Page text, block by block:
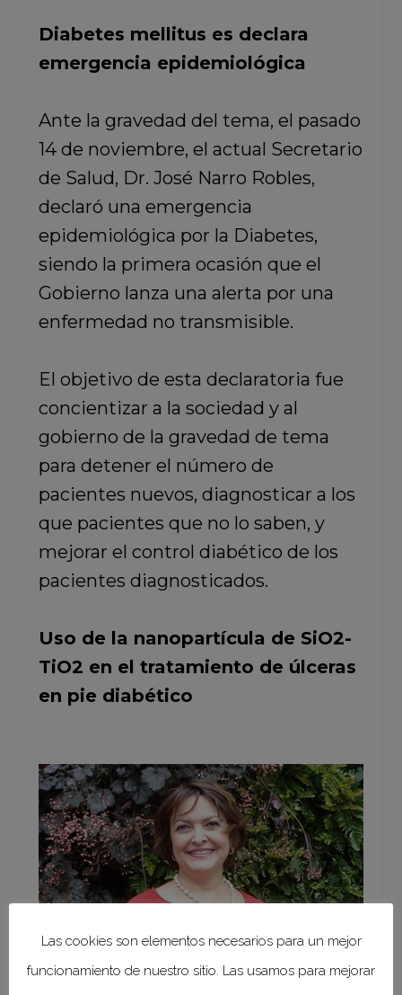
Diabetes mellitus es declara
emergencia epidemiológica
Ante la gravedad del tema, el pasado
14 de noviembre, el actual Secretario
de Salud, Dr. José Narro Robles,
declaró una emergencia
epidemiológica por la Diabetes,
siendo la primera ocasión que el
Gobierno lanza una alerta por una
enfermedad no transmisible.
El objetivo de esta declaratoria fue
concientizar a la sociedad y al
gobierno de la gravedad de tema
para detener el número de
pacientes nuevos, diagnosticar a los
que pacientes que no lo saben, y
mejorar el control diabético de los
pacientes diagnosticados.
Uso de la nanopartícula de SiO2-
TiO2 en el tratamiento de úlceras
en pie diabético
Las cookies son elementos necesarios para un mejor
funcionamiento de nuestro sitio. Las usamos para mejorar